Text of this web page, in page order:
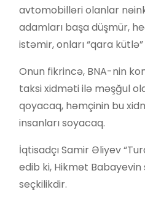
avtomobilləri olanlar
adamları başa düşmür,
istəmir, onları “qara
Onun fikrincə, BNA-nin
taksi xidməti ilə məşğul
qoyacaq, həmçinin bu
insanları soyacaq.
İqtisadçı Samir Əliyev
edib ki, Hikmət Babayevin
seçkilikdir.